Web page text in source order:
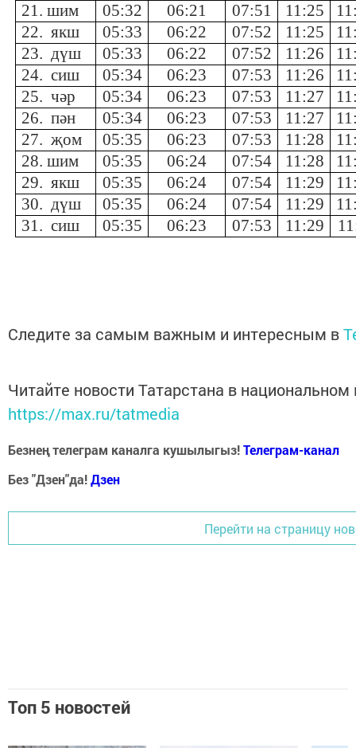
21. шим
05:32 06:21 07:51 11:25
22. якш
05:33 06:22 07:52 11:25
23. дүш
05:33 06:22 07:52 11:26
24. сиш
05:34 06:23 07:53 11:26
25. чәр
05:34 06:23 07:53 11:27
26. пән
05:34 06:23 07:53 11:27
27. җом
05:35 06:23 07:53 11:28
28. шим
05:35 06:24 07:54 11:28
29. якш
05:35 06:24 07:54 11:29
30. дүш
05:35 06:24 07:54 11:29
31. сиш
05:35 06:23 07:53 11:29
Следите за самым важным и интересным в
Читайте новости Татарстана в
https://max.ru/tatmedia
Безнең телеграм каналга кушылыгыз!Телеграм-канал
Без "Дзен"да!Дзен
Перейти на страницу
Топ 5 новостей